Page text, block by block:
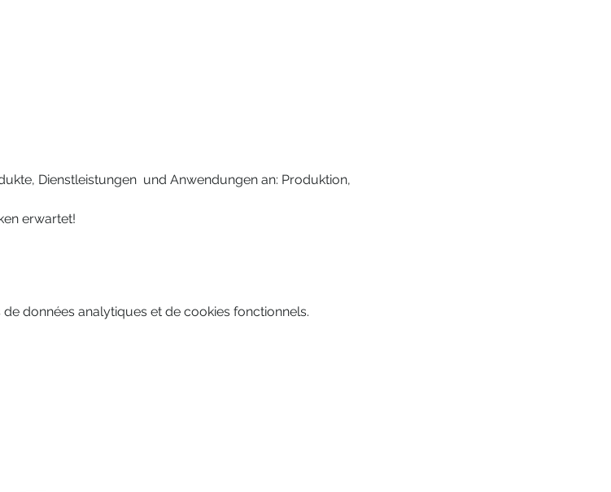
Dienstleistungen  und Anwendungen an: Produktion,
erwartet!
données analytiques et de cookies fonctionnels.